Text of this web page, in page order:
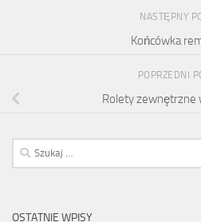
NASTĘPNY
Końcówka
POPRZEDNI
Rolety zewnętrzne
Szukaj:
OSTATNIE WPISY